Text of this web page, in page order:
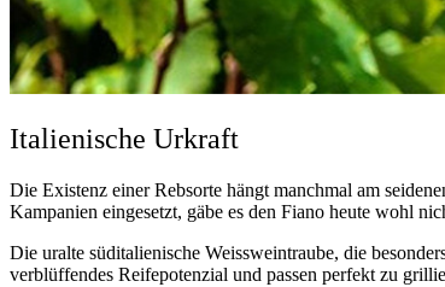
Italienische Urkraft
Die Existenz einer Rebsorte hängt manchmal am
Kampanien eingesetzt, gäbe es den Fiano heute wohl
Die uralte süditalienische Weissweintraube, die
verblüffendes Reifepotenzial und passen perfekt zu